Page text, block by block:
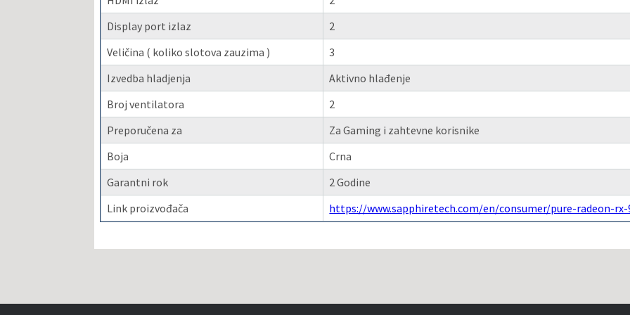
Display port izlaz
2
Veličina ( koliko slotova zauzima )
3
Izvedba hladjenja
Aktivno hlađenje
Broj ventilatora
2
Preporučena za
Za Gaming i zahtevne korisnike
Boja
Crna
Garantni rok
2 Godine
Link proizvođača
https://www.sapphiretech.com/en/consumer/pure-radeon-